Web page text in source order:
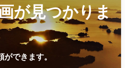
が見つかりま
できます。